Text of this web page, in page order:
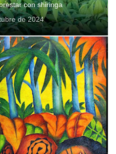
con shiringa
de 2024